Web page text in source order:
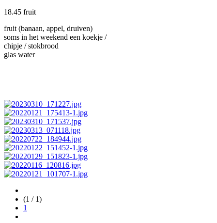
18.45 fruit
fruit (banaan, appel, druiven)
soms in het weekend een koekje /
chipje / stokbrood
glas water
(1 / 1)
1